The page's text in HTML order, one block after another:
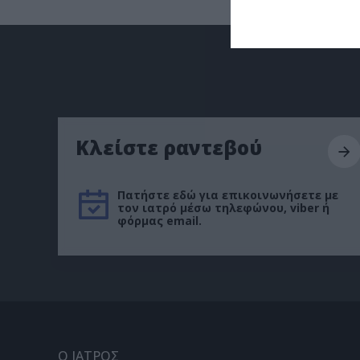
Κλείστε ραντεβού
Πατήστε εδώ για επικοινωνήσετε με
τον ιατρό μέσω τηλεφώνου, viber ή
φόρμας email.
Ο ΙΑΤΡΟΣ